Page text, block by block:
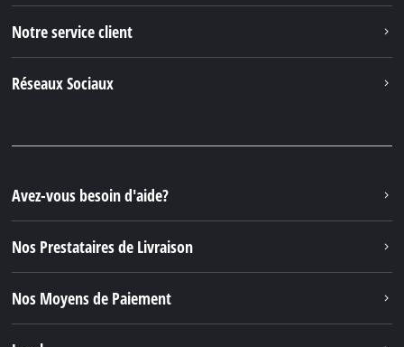
Notre service client
Réseaux Sociaux
Avez-vous besoin d'aide?
Nos Prestataires de Livraison
Nos Moyens de Paiement